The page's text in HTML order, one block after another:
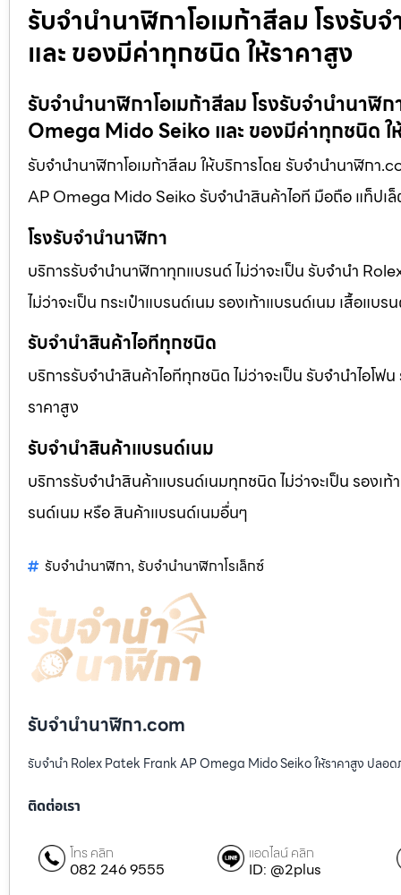
รับจำนำนาฬิกาโอเมก้าสีลม โรงรั
และ ของมีค่าทุกชนิด ให้ราคาสูง
รับจำนำนาฬิกาโอเมก้าสีลม โรงรับจำนำนา
Omega Mido Seiko และ ของมีค่าทุกชนิด ใ
รับจำนำนาฬิกาโอเมก้าสีลม ให้บริการโดย รับจํานํานาฬิก
AP Omega Mido Seiko รับจำนำสินค้าไอที มือถือ แท็ปเ
โรงรับจำนำนาฬิกา
บริการรับจำนำนาฬิกาทุกแบรนด์ ไม่ว่าจะเป็น รับจำนำ
ไม่ว่าจะเป็น กระเป๋าแบรนด์เนม รองเท้าแบรนด์เนม เสื้อแ
รับจำนำสินค้าไอทีทุกชนิด
บริการรับจำนำสินค้าไอทีทุกชนิด ไม่ว่าจะเป็น รับจำนำไอโ
ราคาสูง
รับจำนำสินค้าแบรนด์เนม
บริการรับจำนำสินค้าแบรนด์เนมทุกชนิด ไม่ว่าจะเป็น รองเ
รนด์เนม หรือ สินค้าแบรนด์เนมอื่นๆ
รับจำนำนาฬิกา, รับจำนำนาฬิกาโรเล็กซ์
รับจํานํานาฬิกา.com
รับจำนำ Rolex Patek Frank AP Omega Mido Seiko ให้ราคาสูง ปลอ
ติดต่อเรา
โทร คลิก
082 246 9555
แอดไลน์ คลิก
ID: @2plus